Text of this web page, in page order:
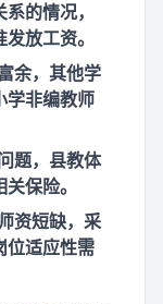
的情况，
放工资。
余，其他学
学非编教师
题，县教体
保险。
资短缺，采
位适应性需